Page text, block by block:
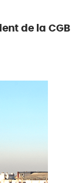
de la CGB